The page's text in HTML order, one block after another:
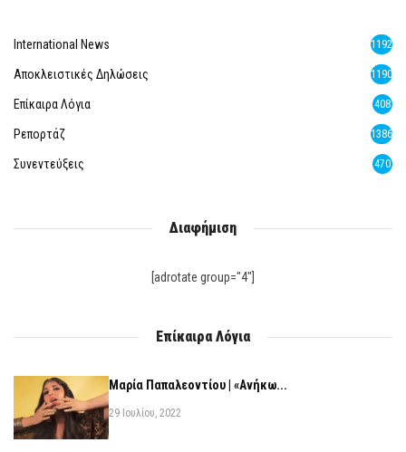
International News 1192
Αποκλειστικές Δηλώσεις 1190
Επίκαιρα Λόγια 408
Ρεπορτάζ 1386
Συνεντεύξεις 470
Διαφήμιση
[adrotate group="4"]
Επίκαιρα Λόγια
Μαρία Παπαλεοντίου | «Ανήκω...
29 Ιουλίου, 2022